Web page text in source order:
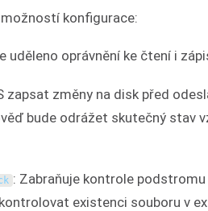
konfigurace:
uděleno oprávnění ke čtení i
zapsat změny na disk před
bude odrážet skutečný stav
: Zabraňuje kontrole
existenci souboru v